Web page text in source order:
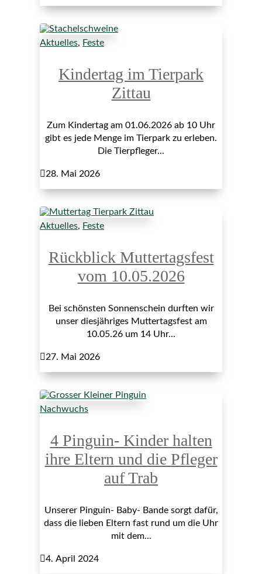
Aktuelles, Feste
Kindertag im Tierpark
Zittau
Zum Kindertag am 01.06.2026 ab 10 Uhr
gibt es jede Menge im Tierpark zu erleben.
Die Tierpfleger...
28. Mai 2026
Aktuelles, Feste
Rückblick Muttertagsfest
vom 10.05.2026
Bei schönsten Sonnenschein durften wir
unser diesjähriges Muttertagsfest am
10.05.26 um 14 Uhr...
27. Mai 2026
Nachwuchs
4 Pinguin- Kinder halten
ihre Eltern und die Pfleger
auf Trab
Unserer Pinguin- Baby- Bande sorgt dafür,
dass die lieben Eltern fast rund um die Uhr
mit dem...
4. April 2024